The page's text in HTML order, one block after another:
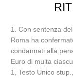
1. Con sentenza
Roma ha
condannati alla
Euro di multa
1, Testo Unico